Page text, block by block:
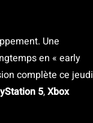
Une
en « early
complète ce jeudi
5,Xbox